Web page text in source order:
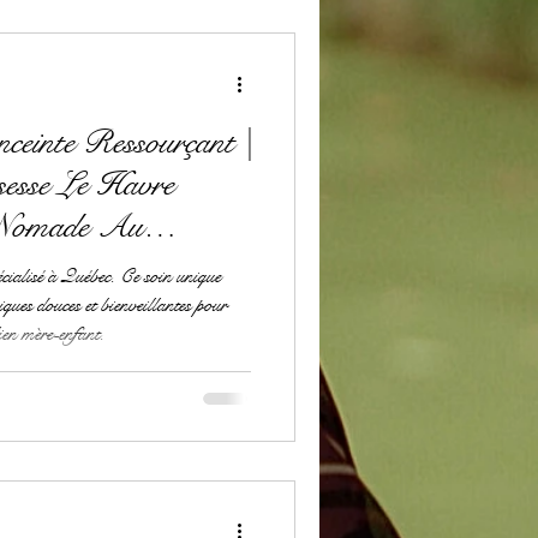
Ressourçant |
Le Havre
Au
à Québec. Ce soin unique
douces et bienveillantes pour
mère-enfant.